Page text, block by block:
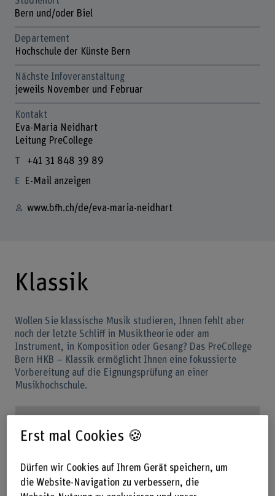
Bern und/oder Biel
Departement
Hochschule der Künste Bern
Nächste Infoveranstaltung
jeweils November und Februar
Kontakt
Eva-Maria Neidhart
Leitung PreCollege
+41 31 848 39 89
E-Mail anzeigen
www.bfh.ch/de/eva-maria-neidhart
Klassik
Wollen Sie klassische Musik studieren, Ihnen fehlt aber
noch der letzte Schliff in Musiktheorie oder am
Instrument, in Komposition oder Gesang? Das PreCollege
Bern HKB – Klassik ermöglicht Ihnen eine fokussierte
Vorbereitung auf die Eignungsprüfung an einer
Musikhochschule.
Erst mal Cookies 🍪
Dürfen wir Cookies auf Ihrem Gerät speichern, um
die Website-Navigation zu verbessern, die